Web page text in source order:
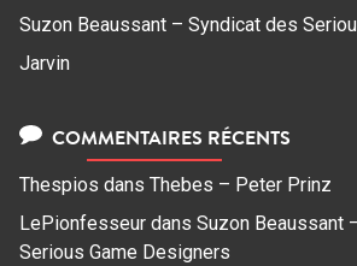
Suzon Beaussant – Syndicat des
Jarvin
COMMENTAIRES RÉCENTS
Thespios dans Thebes – Peter Prinz
LePionfesseur dans Suzon Beaussant
Serious Game Designers